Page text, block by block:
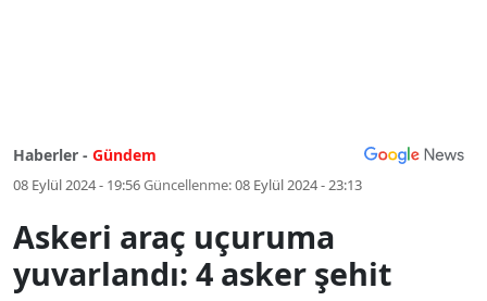
Haberler - Gündem
08 Eylül 2024 - 19:56Güncellenme:08 Eylül 2024 - 23:13
Askeri araç uçuruma
yuvarlandı: 4 asker şehit